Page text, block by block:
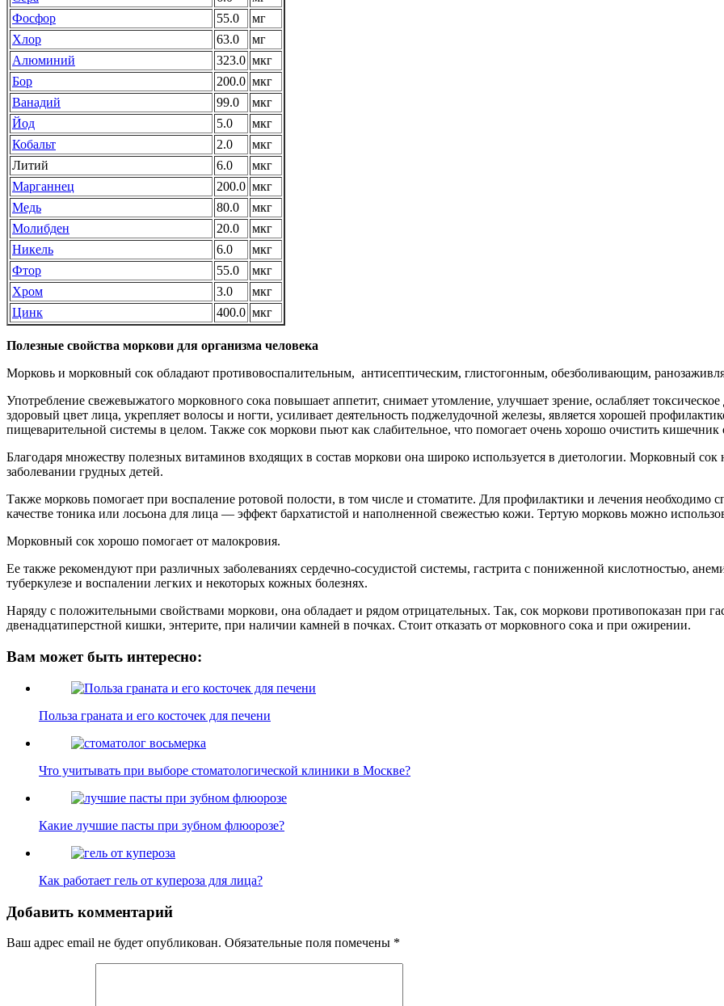
Фосфор
55.0
мг
Хлор
63.0
мг
Алюминий
323.0 мкг
Бор
200.0 мкг
Ванадий
99.0
мкг
Йод
5.0
мкг
Кобальт
2.0
мкг
Литий
6.0
мкг
Марганнец
200.0 мкг
Медь
80.0
мкг
Молибден
20.0
мкг
Никель
6.0
мкг
Фтор
55.0
мкг
Хром
3.0
мкг
Цинк
400.0 мкг
Полезные свойства моркови для организма человека
Морковь и морковный сок обладают противовоспалительным, антисептическим, глистогонным, обезболивающим,
Употребление свежевыжатого морковного сока повышает аппетит, снимает утомление, улучшает зрение, ослабляет
здоровый цвет лица, укрепляет волосы и ногти, усиливает деятельность поджелудочной железы, является хорошей
пищеварительной системы в целом. Также сок моркови пьют как слабительное, что помогает очень хорошо очистить кишечник
Благодаря множеству полезных витаминов входящих в состав моркови она широко используется в диетологии. Морковный сок
заболевании грудных детей.
Также морковь помогает при воспаление ротовой полости, в том числе и стоматите. Для профилактики и лечения необходимо
качестве тоника или лосьона для лица — эффект бархатистой и наполненной свежестью кожи. Тертую морковь можно
Морковный сок хорошо помогает от малокровия.
Ее также рекомендуют при различных заболеваниях сердечно-сосудистой системы, гастрита с пониженной кислотностью,
туберкулезе и воспалении легких и некоторых кожных болезнях.
Наряду с положительными свойствами моркови, она обладает и рядом отрицательных. Так, сок моркови противопоказан при
двенадцатиперстной кишки, энтерите, при наличии камней в почках. Стоит отказать от морковного сока и при ожирении.
Вам может быть интересно:
Польза граната и его косточек для печени
Что учитывать при выборе стоматологической клиники в Москве?
Какие лучшие пасты при зубном флюорозе?
Как работает гель от купероза для лица?
Добавить комментарий
Ваш адрес email не будет опубликован. Обязательные поля помечены *